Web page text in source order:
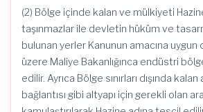
(2) Bölge içinde kalan ve mülkiyeti
taşınmazlar ile devletin hüküm ve
bulunan yerler Kanunun amacına uygun
üzere Maliye Bakanlığınca endüstri
edilir. Ayrıca Bölge sınırları dışında
bağlantısı gibi altyapı için gerekli olan